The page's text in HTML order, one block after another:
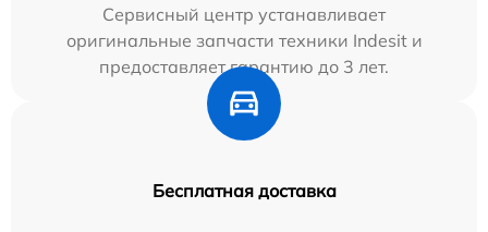
Сервисный центр устанавливает
оригинальные запчасти техники Indesit и
предоставляет гарантию до 3 лет.
Бесплатная доставка